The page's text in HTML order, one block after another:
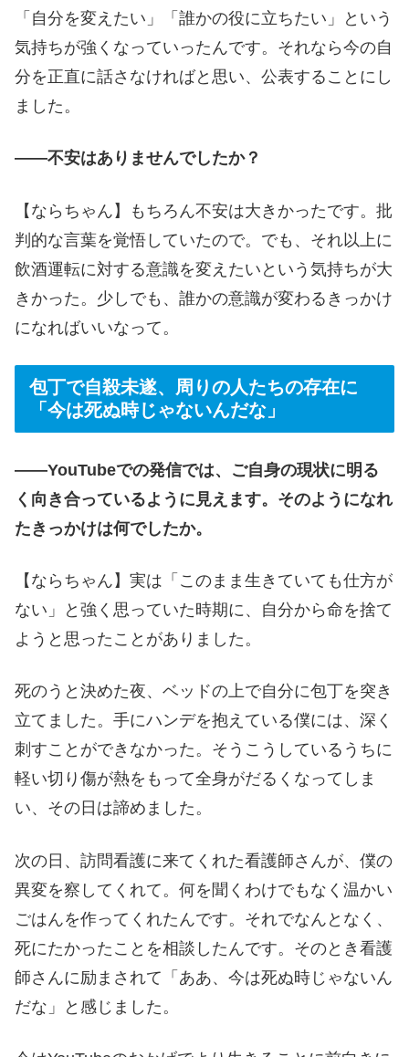
「自分を変えたい」「誰かの役に立ちたい」という
気持ちが強くなっていったんです。それなら今の自
分を正直に話さなければと思い、公表することにし
ました。
――不安はありませんでしたか？
【ならちゃん】もちろん不安は大きかったです。批
判的な言葉を覚悟していたので。でも、それ以上に
飲酒運転に対する意識を変えたいという気持ちが大
きかった。少しでも、誰かの意識が変わるきっかけ
になればいいなって。
包丁で自殺未遂、周りの人たちの存在に
「今は死ぬ時じゃないんだな」
――YouTubeでの発信では、ご自身の現状に明る
く向き合っているように見えます。そのようになれ
たきっかけは何でしたか。
【ならちゃん】実は「このまま生きていても仕方が
ない」と強く思っていた時期に、自分から命を捨て
ようと思ったことがありました。
死のうと決めた夜、ベッドの上で自分に包丁を突き
立てました。手にハンデを抱えている僕には、深く
刺すことができなかった。そうこうしているうちに
軽い切り傷が熱をもって全身がだるくなってしま
い、その日は諦めました。
次の日、訪問看護に来てくれた看護師さんが、僕の
異変を察してくれて。何を聞くわけでもなく温かい
ごはんを作ってくれたんです。それでなんとなく、
死にたかったことを相談したんです。そのとき看護
師さんに励まされて「ああ、今は死ぬ時じゃないん
だな」と感じました。